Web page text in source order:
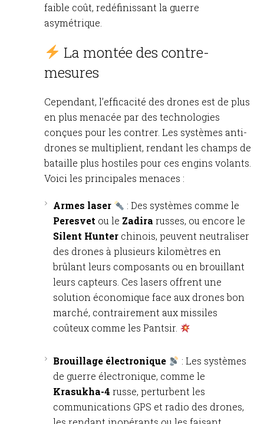
faible coût, redéfinissant la guerre
asymétrique.
La montée des contre-
mesures
Cependant, l’efficacité des drones est de plus
en plus menacée par des technologies
conçues pour les contrer. Les systèmes anti-
drones se multiplient, rendant les champs de
bataille plus hostiles pour ces engins volants.
Voici les principales menaces :
Armes laser
: Des systèmes comme le
Peresvet ou le Zadira russes, ou encore le
Silent Hunter chinois, peuvent neutraliser
des drones à plusieurs kilomètres en
brûlant leurs composants ou en brouillant
leurs capteurs. Ces lasers offrent une
solution économique face aux drones bon
marché, contrairement aux missiles
coûteux comme les Pantsir.
Brouillage électronique
: Les systèmes
de guerre électronique, comme le
Krasukha-4 russe, perturbent les
communications GPS et radio des drones,